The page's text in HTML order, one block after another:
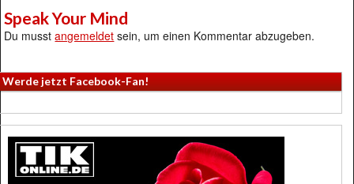
Speak Your Mind
Du musstangemeldet sein, um einen Kommentar abzugeben.
Werde jetzt Facebook-Fan!